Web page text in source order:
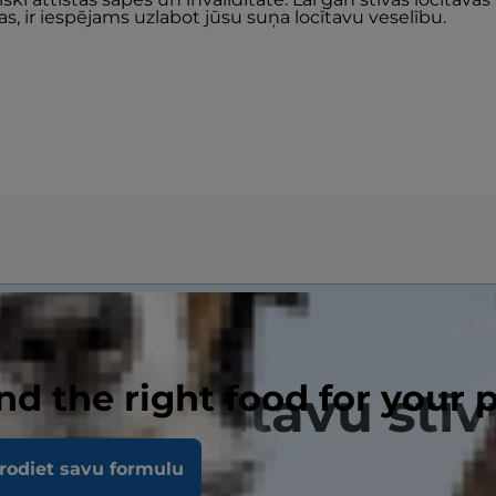
the right food for your
savu formulu
ir iespējams uzlabot jūsu suņa locītavu veselību.
locītavu